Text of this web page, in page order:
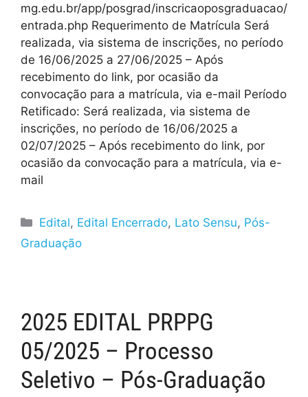
mg.edu.br/app/posgrad/inscricaoposgraduacao/
entrada.php Requerimento de Matrícula Será
realizada, via sistema de inscrições, no período
de 16/06/2025 a 27/06/2025 – Após
recebimento do link, por ocasião da
convocação para a matrícula, via e-mail Período
Retificado: Será realizada, via sistema de
inscrições, no período de 16/06/2025 a
02/07/2025 – Após recebimento do link, por
ocasião da convocação para a matrícula, via e-
mail
Edital, Edital Encerrado, Lato Sensu, Pós-
Graduação
2025 EDITAL PRPPG
05/2025 – Processo
Seletivo – Pós-Graduação